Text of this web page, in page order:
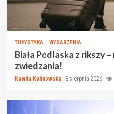
TURYSTYKA WYDARZENIA
Biała Podlaska z rikszy
zwiedzania!
Kamila Kalinowska 8 sierpnia 2026